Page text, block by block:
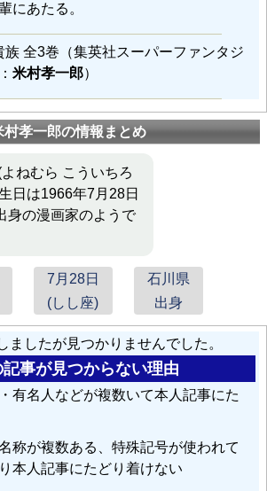
にあたる。
族 全3巻（集英社スーパーファンタジ
米村孝一郎）
村孝一郎の情報まとめ
ねむら こういちろ
日は1966年7月28日
身の漫画家のようで
7月28日
(しし座)
石川県
出身
ましたが見つかりませんでした。
事が見つからない理由
有名人などが複数いて本人記事にた
称が複数ある、特殊記号が使われて
本人記事にたどり着けない